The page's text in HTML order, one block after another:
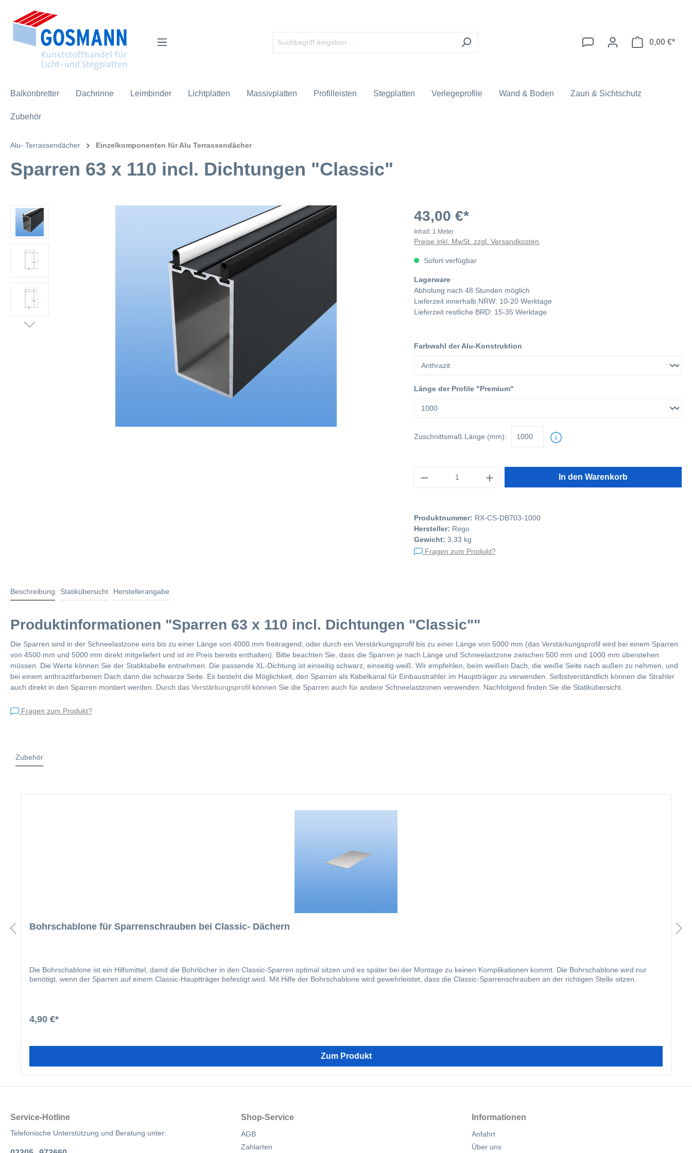
springen
0,00 €*
Balkonbretter Dachrinne Leimbinder Lichtplatten Massivplatten Profilleisten Stegplatten Verlegeprofile Wand & Boden Zaun & Sichtschutz
Zubehör
Alu- Terrassendächer Einzelkomponenten für Alu Terrassendächer
Sparren 63 x 110 incl. Dichtungen "Classic"
43,00 €*
Inhalt: 1 Meter
Preise inkl. MwSt. zzgl. Versandkosten
Sofort verfügbar
Lagerware
Abholung nach 48 Stunden möglich
Lieferzeit innerhalb NRW: 10-20 Werktage
Lieferzeit restliche BRD: 15-35 Werktage
Farbwahl der Alu-Konstruktion
Länge der Profile "Premium"
Zuschnittsmaß Länge (mm):
In den Warenkorb
Produktnummer: RX-CS-DB703-1000
Hersteller: Rego
Gewicht: 3,33 kg
Fragen zum Produkt?
Beschreibung Statikübersicht Herstellerangabe
Produktinformationen "Sparren 63 x 110 incl. Dichtungen "Classic""
Die Sparren sind in der Schneelastzone eins bis zu einer Länge von 4000 mm freitragend, oder durch ein Verstärkungsprofil bis zu einer Länge von 5000 mm (das Verstärkungsprofil wird bei einem Sparren
von 4500 mm und 5000 mm direkt mitgeliefert und ist im Preis bereits enthalten). Bitte beachten Sie, dass die Sparren je nach Länge und Schneelastzone zwischen 500 mm und 1000 mm überstehen
müssen. Die Werte können Sie der Statiktabelle entnehmen. Die passende XL-Dichtung ist einseitig schwarz, einseitig weiß. Wir empfehlen, beim weißen Dach, die weiße Seite nach außen zu nehmen, und
bei einem anthrazitfarbenen Dach dann die schwarze Seite. Es besteht die Möglichkeit, den Sparren als Kabelkanal für Einbaustrahler im Hauptträger zu verwenden. Selbstverständlich können die Strahler
auch direkt in den Sparren montiert werden. Durch das Verstärkungsprofil können Sie die Sparren auch für andere Schneelastzonen verwenden. Nachfolgend finden Sie die Statikübersicht.
Fragen zum Produkt?
Zubehör
Bohrschablone für Sparrenschrauben bei Classic- Dächern
Die Bohrschablone ist ein Hilfsmittel, damit die Bohrlöcher in den Classic-Sparren optimal sitzen und es später bei der Montage zu keinen Komplikationen kommt. Die Bohrschablone wird nur
benötigt, wenn der Sparren auf einem Classic-Hauptträger befestigt wird. Mit Hilfe der Bohrschablone wird gewehrleistet, dass die Classic-Sparrenschrauben an der richtigen Stelle sitzen.
4,90 €*
Zum Produkt
Service-Hotline
Telefonische Unterstützung und Beratung unter:
Shop-Service
AGB
Zahlarten
Informationen
Anfahrt
Über uns